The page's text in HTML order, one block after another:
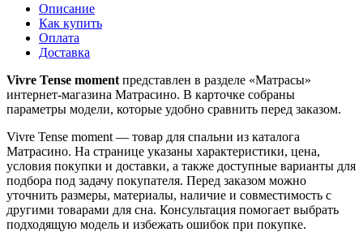
Описание
Как купить
Оплата
Доставка
Vivre Tense moment представлен в разделе «Матрасы»
интернет-магазина Матрасино. В карточке собраны
параметры модели, которые удобно сравнить перед заказом.
Vivre Tense moment — товар для спальни из каталога
Матрасино. На странице указаны характеристики, цена,
условия покупки и доставки, а также доступные варианты для
подбора под задачу покупателя. Перед заказом можно
уточнить размеры, материалы, наличие и совместимость с
другими товарами для сна. Консультация помогает выбрать
подходящую модель и избежать ошибок при покупке.